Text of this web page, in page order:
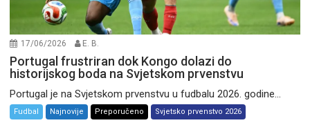
17/06/2026 E. B.
Portugal frustriran dok Kongo dolazi do
historijskog boda na Svjetskom prvenstvu
Portugal je na Svjetskom prvenstvu u fudbalu 2026. godine...
Fudbal Najnovije Preporučeno Svjetsko prvenstvo 2026